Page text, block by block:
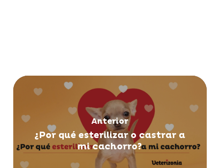
Anterior
¿Por qué esterilizar o castrar a
mi cachorro?